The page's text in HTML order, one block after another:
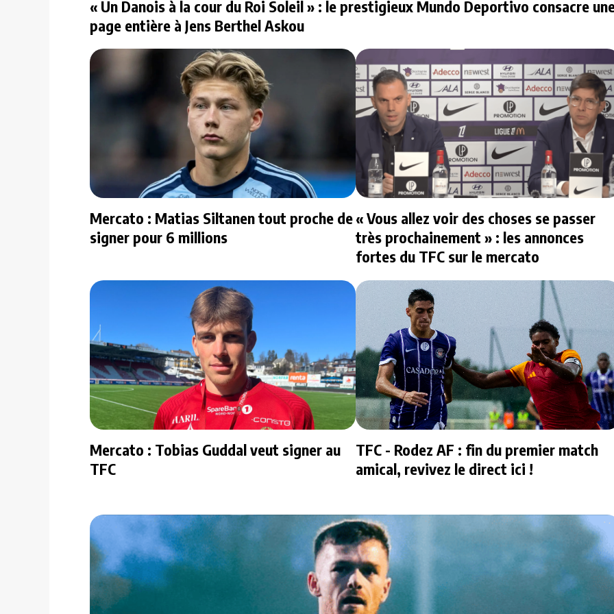
« Un Danois à la cour du Roi Soleil » : le prestigieux Mundo Deportivo consacre
page entière à Jens Berthel Askou
Mercato : Matias Siltanen tout proche de
signer pour 6 millions
« Vous allez voir des choses se passer
très prochainement » : les annonces
fortes du TFC sur le mercato
Mercato : Tobias Guddal veut signer au
TFC
TFC - Rodez AF : fin du premier match
amical, revivez le direct ici !